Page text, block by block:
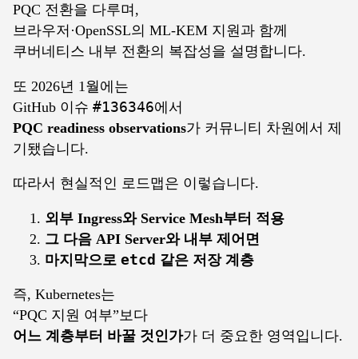
PQC 전환을 다루며,
브라우저·OpenSSL의 ML-KEM 지원과 함께
쿠버네티스 내부 전환의 복잡성을 설명합니다.
또 2026년 1월에는
GitHub 이슈 #136346에서
PQC readiness observations가 커뮤니티 차원에서 제
기됐습니다.
따라서 현실적인 로드맵은 이렇습니다.
외부 Ingress와 Service Mesh부터 적용
그 다음 API Server와 내부 제어면
마지막으로 etcd 같은 저장 계층
즉, Kubernetes는
“PQC 지원 여부”보다
어느 계층부터 바꿀 것인가가 더 중요한 영역입니다.